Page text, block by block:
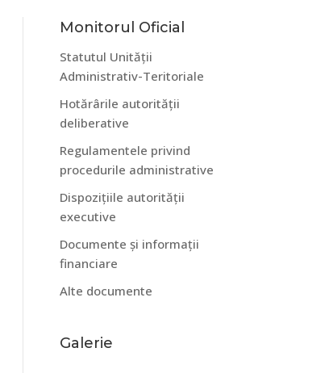
Bara
principală
Monitorul Oficial
Statutul Unității
Administrativ-Teritoriale
Hotărârile autorității
deliberative
Regulamentele privind
procedurile administrative
Dispozițiile autorității
executive
Documente și informații
financiare
Alte documente
Galerie